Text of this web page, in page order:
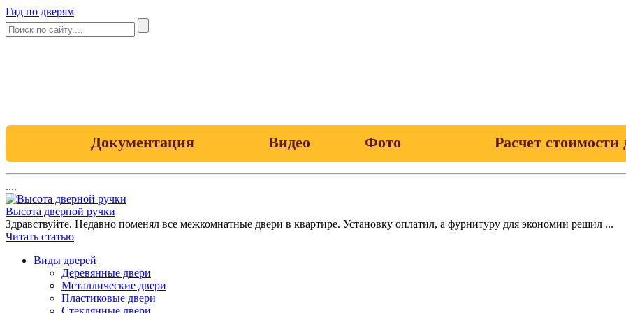
Гид по дверям
Документация Видео Фото Расчет стоимости
....
Высота дверной ручки
Здравствуйте. Недавно поменял все межкомнатные двери в квартире. Установку оплатил, а фурнитуру для экономии решил ...
Читать статью
Виды дверей
Деревянные двери
Металлические двери
Пластиковые двери
Стеклянные двери